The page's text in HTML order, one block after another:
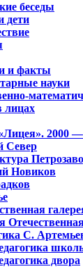
беседы
дети
и факты
науки
лицах
2000 —
Север
Новиков
С.
двора